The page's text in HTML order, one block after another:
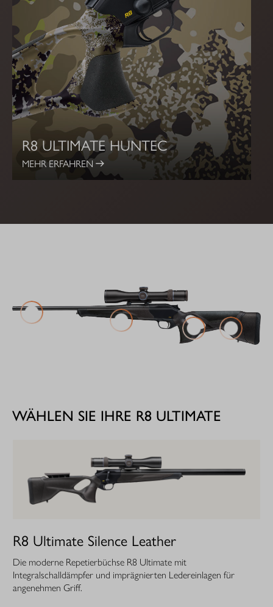
R8 ULTIMATE HUNTEC
MEHR ERFAHREN
WÄHLEN SIE IHRE R8 ULTIMATE
R8 Ultimate Silence Leather
Die moderne Repetierbüchse R8 Ultimate mit
Integralschalldämpfer und imprägnierten Ledereinlagen für
angenehmen Griff.